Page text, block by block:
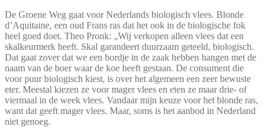
De Groene Weg gaat voor Nederlands biologisch vlees. Blonde
d’Aquitaine, een oud Frans ras dat het ook in de biologische fok
heel goed doet. Theo Pronk: „Wij verkopen alleen vlees dat een
skalkeurmerk heeft. Skal garandeert duurzaam geteeld, biologisch.
Dat gaat zover dat we een bordje in de zaak hebben hangen met de
naam van de boer waar de koe heeft gestaan. De consument die
voor puur biologisch kiest, is over het algemeen een zeer bewuste
eter. Meestal kiezen ze voor mager vlees en eten ze maar drie- of
viermaal in de week vlees. Vandaar mijn keuze voor het blonde ras,
want dat geeft mager vlees. Maar, soms is het aanbod in Nederland
niet genoeg.